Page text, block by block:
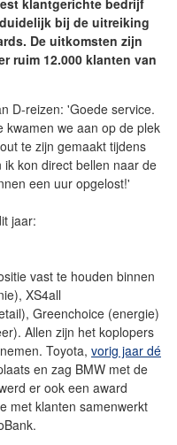
klantgerichte bedrijf
bij de uitreiking
De uitkomsten zijn
ruim 12.000 klanten van
D-reizen: 'Goede service.
kwamen we aan op de plek
te zijn gemaakt tijdens
kon direct bellen naar de
een uur opgelost!'
jaar:
vast te houden binnen
XS4all
Greenchoice (energie)
Allen zijn het koplopers
Toyota, vorig jaar dé
en zag BMW met de
er ook een award
met klanten samenwerkt